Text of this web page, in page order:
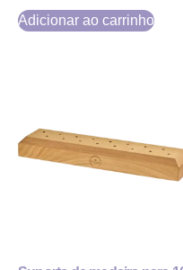
Adicionar ao carrinho